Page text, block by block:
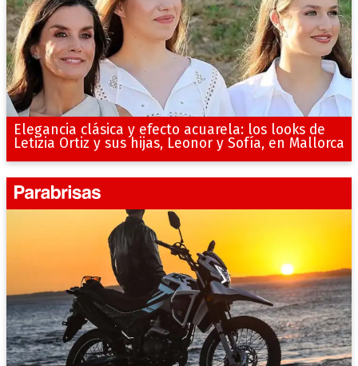
Elegancia clásica y efecto acuarela: los looks de
Letizia Ortiz y sus hijas, Leonor y Sofía, en Mallorca